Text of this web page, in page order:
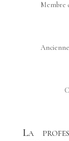
Membre
La